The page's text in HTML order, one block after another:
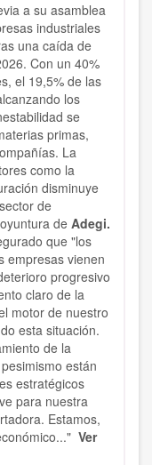
a su asamblea
industriales
una caída de
Con un 40%
el 19,5% de las
los
se
primas,
La
como la
disminuye
de
de Adegi.
que "los
empresas vienen
progresivo
claro de la
motor de nuestro
esta situación.
de la
están
estratégicos
para nuestra
Estamos,
Ver